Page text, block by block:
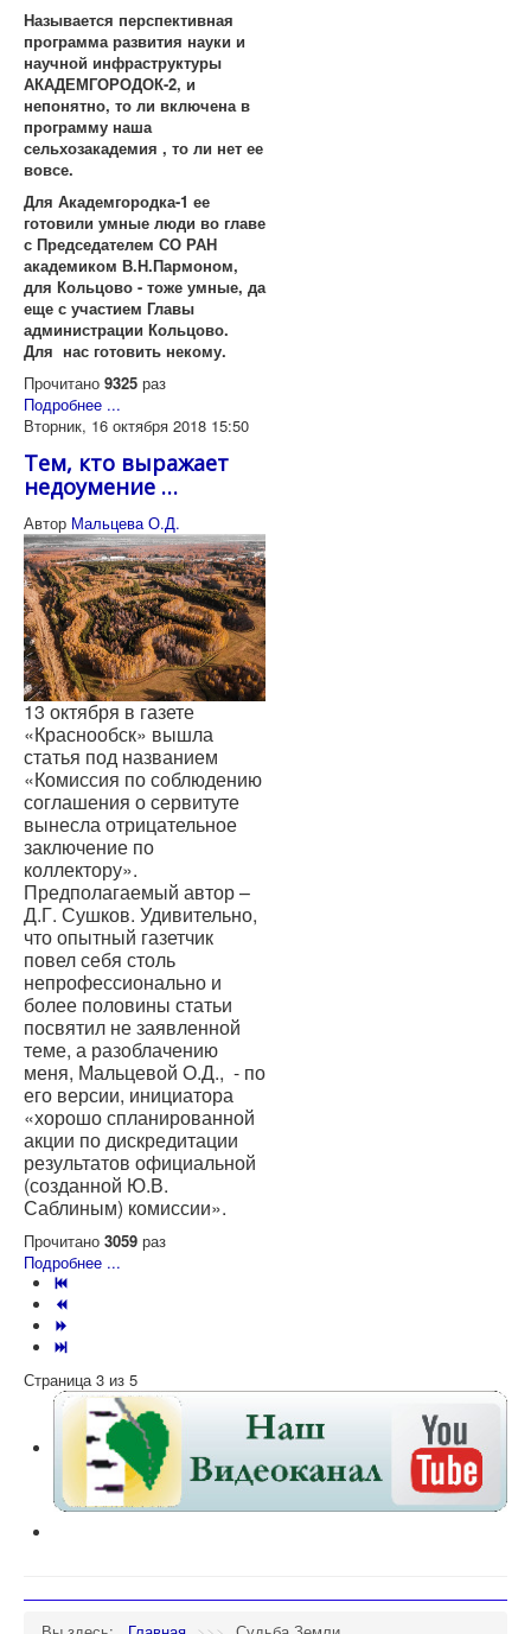
Называется перспективная
программа развития науки и
научной инфраструктуры
АКАДЕМГОРОДОК-2, и
непонятно, то ли включена в
программу наша
сельхозакадемия , то ли нет ее
вовсе.
Для Академгородка-1 ее
готовили умные люди во главе
с Председателем СО РАН
академиком В.Н.Пармоном,
для Кольцово - тоже умные, да
еще с участием Главы
администрации Кольцово.
Для нас готовить некому.
Прочитано 9325 раз
Подробнее ...
Вторник, 16 октября 2018 15:50
Тем, кто выражает
недоумение …
Автор Мальцева О.Д.
13 октября в газете
«Краснообск» вышла
статья под названием
«Комиссия по соблюдению
соглашения о сервитуте
вынесла отрицательное
заключение по
коллектору».
Предполагаемый автор –
Д.Г. Сушков. Удивительно,
что опытный газетчик
повел себя столь
непрофессионально и
более половины статьи
посвятил не заявленной
теме, а разоблачению
меня, Мальцевой О.Д., - по
его версии, инициатора
«хорошо спланированной
акции по дискредитации
результатов официальной
(созданной Ю.В.
Саблиным) комиссии».
Прочитано 3059 раз
Подробнее ...
Страница 3 из 5